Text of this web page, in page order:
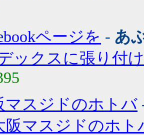
ページを - あ
ックスに張り付
マスジドのホトバ
阪マスジドのホト